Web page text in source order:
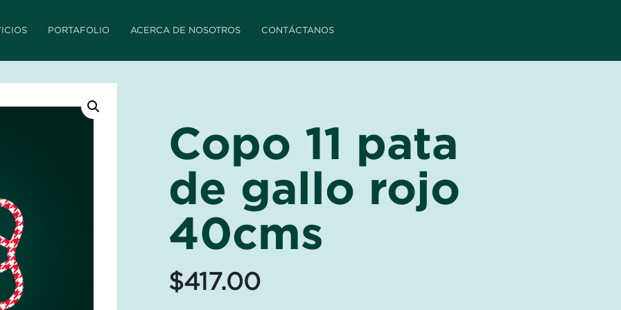
PORTAFOLIO ACERCA DE NOSOTROS CONTÁCTANOS
Copo 11 pata
de gallo rojo
40cms
$417.00